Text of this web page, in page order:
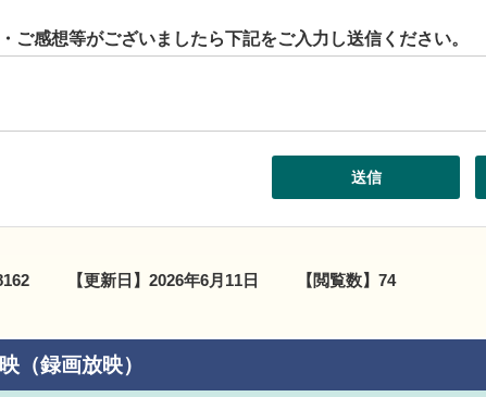
ご感想等がございましたら下記をご入力し送信ください。
【更新日】 2026年6月11日 【閲覧数】 74
（録画放映）